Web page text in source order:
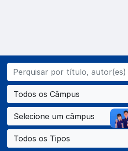
Todos os Câmpus
Selecione um câmpus
Todos os Tipos